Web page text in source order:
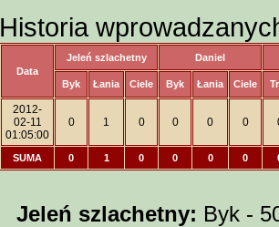
Historia
Data
Jeleń szlachetny Daniel
Byk Łania Ciele Byk Łania Ciele
2012-
02-11
01:05:00
0 1 0 0 0 0
SUMA 0 1 0 0 0 0
Jeleń szlachetny: Byk -